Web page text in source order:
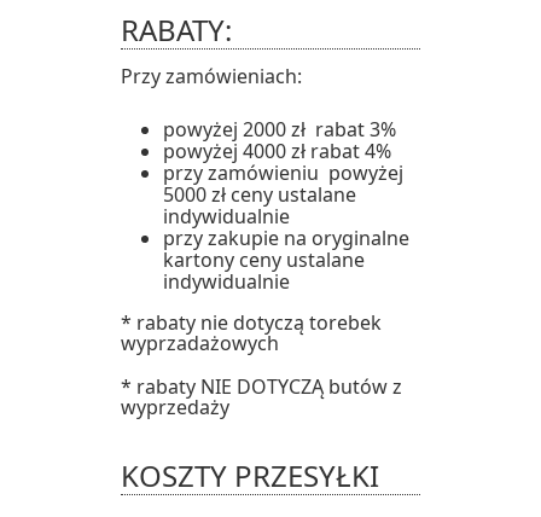
RABATY:
Przy zamówieniach:
powyżej 2000 zł rabat 3%
powyżej 4000 zł rabat 4%
przy zamówieniu powyżej
5000 zł ceny ustalane
indywidualnie
przy zakupie na oryginalne
kartony ceny ustalane
indywidualnie
* rabaty nie dotyczą torebek
wyprzadażowych
* rabaty NIE DOTYCZĄ butów z
wyprzedaży
KOSZTY PRZESYŁKI